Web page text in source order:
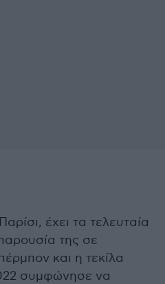
έχει τα τελευταία
της σε
και η τεκίλα
συμφώνησε να